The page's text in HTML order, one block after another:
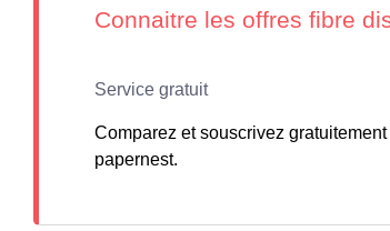
Comparez et souscrivez
papernest.